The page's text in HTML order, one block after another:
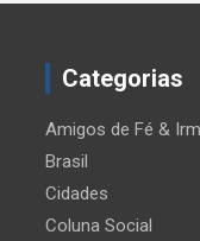
Categorias
Amigos de Fé &
Brasil
Cidades
Coluna Social